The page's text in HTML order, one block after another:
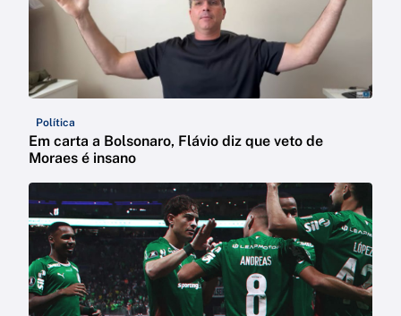
Política
Em carta a Bolsonaro, Flávio diz que veto de
Moraes é insano